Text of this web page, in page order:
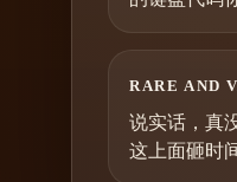
RARE AND
说实话，真
这上面砸时